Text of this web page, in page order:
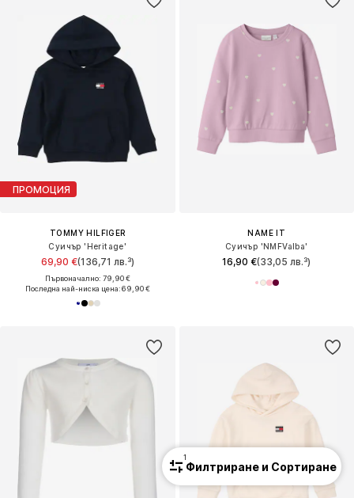
ПРОМОЦИЯ
TOMMY HILFIGER
Суичър 'Heritage'
69,90 €(136,71 лв.³)
Първоначално: 79,90 €
Последна най-ниска цена:69,90 €
NAME IT
Суичър 'NMFValba'
16,90 €(33,05 лв.³)
1
Филтриране и Сортиране